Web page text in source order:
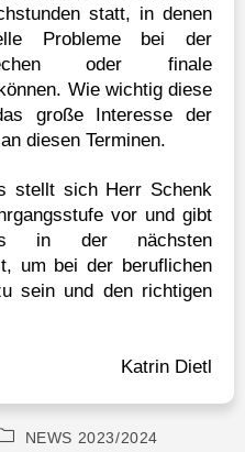
statt, in denen
Probleme bei der
oder finale
Wie wichtig diese
große Interesse der
diesen Terminen.
stellt sich Herr Schenk
vor und gibt
in der nächsten
um bei der beruflichen
sein und den richtigen
Katrin Dietl
NEWS 2023/2024